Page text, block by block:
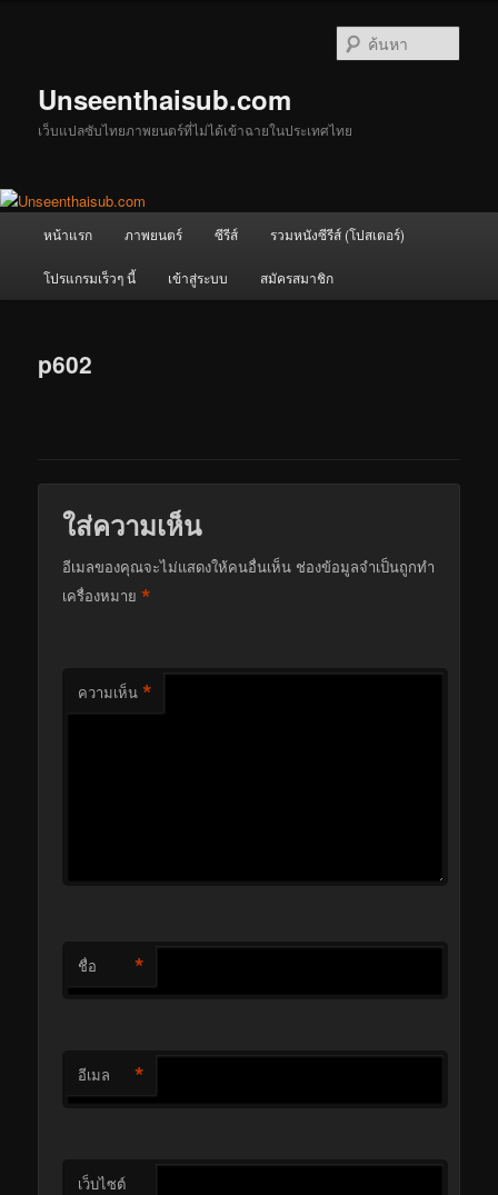
Unseenthaisub.com
เว็บแปลซับไทยภาพยนตร์ที่ไม่ได้เข้าฉายในประเทศไทย
หน้าแรก ภาพยนตร์ ซีรีส์ รวมหนังซีรีส์ (โปสเตอร์)
โปรแกรมเร็วๆ นี้ เข้าสู่ระบบ สมัครสมาชิก
p602
ใส่ความเห็น
อีเมลของคุณจะไม่แสดงให้คนอื่นเห็น ช่องข้อมูลจำเป็นถูกทำ
เครื่องหมาย*
ความเห็น *
ชื่อ *
อีเมล *
เว็บไซต์